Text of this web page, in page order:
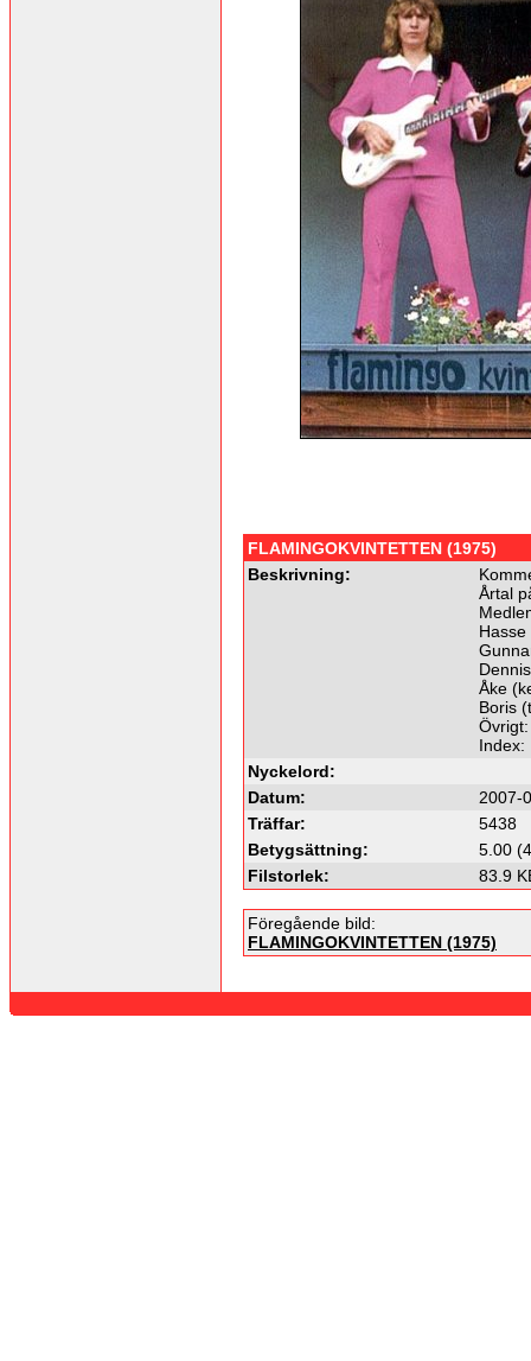
FLAMINGOKVINTETTEN (1975)
Beskrivning:
Årtal
Åke
Boris
Övrigt:
Index:
Nyckelord:
Datum:
2007-
Träffar:
5438
Betygsättning:
5.00
Filstorlek:
83.9
Föregående bild:
FLAMINGOKVINTETTEN (1975)